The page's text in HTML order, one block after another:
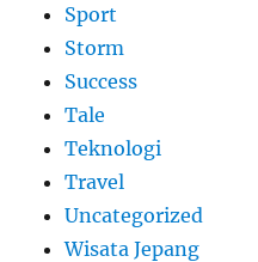
Sport
Storm
Success
Tale
Teknologi
Travel
Uncategorized
Wisata Jepang